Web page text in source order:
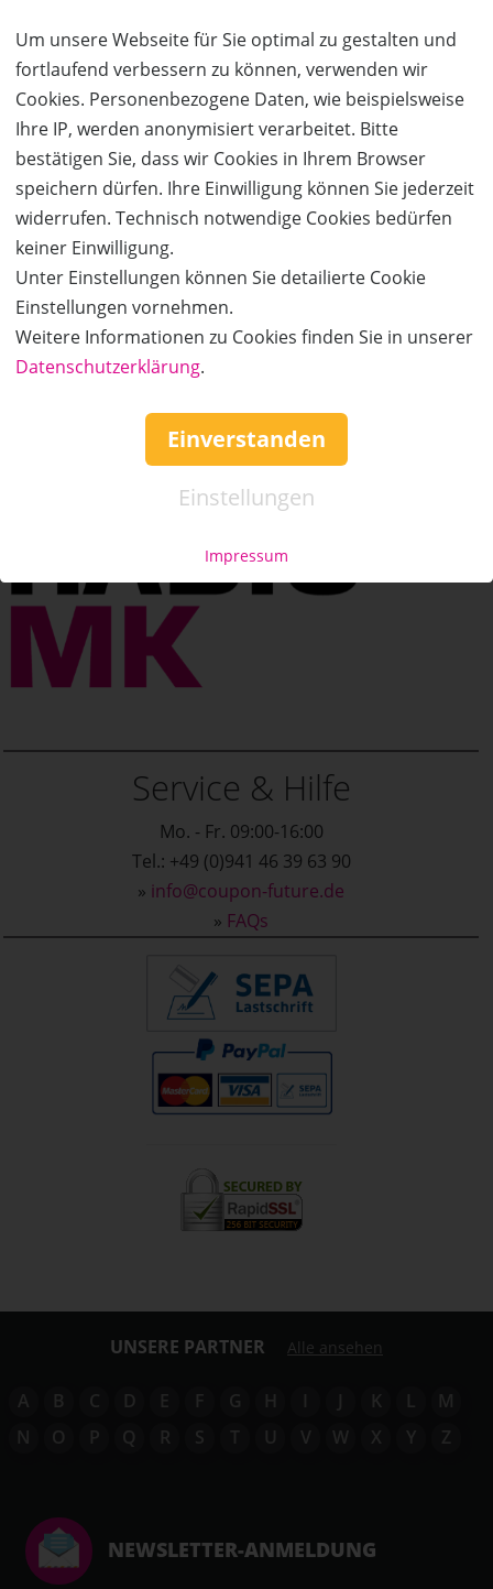
Um unsere Webseite für Sie optimal zu gestalten und
fortlaufend verbessern zu können, verwenden wir
Cookies. Personenbezogene Daten, wie beispielsweise
Ihre IP, werden anonymisiert verarbeitet. Bitte
bestätigen Sie, dass wir Cookies in Ihrem Browser
speichern dürfen. Ihre Einwilligung können Sie jederzeit
widerrufen. Technisch notwendige Cookies bedürfen
keiner Einwilligung.
Unter Einstellungen können Sie detailierte Cookie
Einstellungen vornehmen.
Weitere Informationen zu Cookies finden Sie in unserer
Datenschutzerklärung.
Einverstanden
Einstellungen
Impressum
Bildergalerie
Service & Hilfe
Mo. - Fr. 09:00-16:00
Tel.: +49 (0)941 46 39 63 90
» info@coupon-future.de
» FAQs
UNSERE PARTNER Alle ansehen
A B C D E F G H I J K L
M
N
O P Q R S T U V W X Y Z
NEWSLETTER-ANMELDUNG